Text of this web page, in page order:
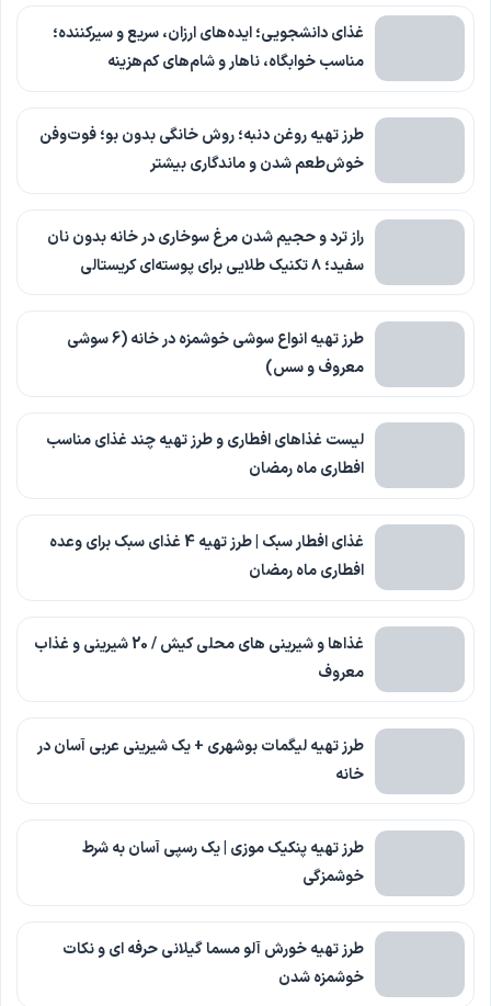
غذای دانشجویی؛ ایده‌های ارزان، سریع و سیرکننده؛
مناسب خوابگاه، ناهار و شام‌های کم‌هزینه
طرز تهیه روغن دنبه؛ روش خانگی بدون بو؛ فوت‌وفن
خوش‌طعم شدن و ماندگاری بیشتر
راز ترد و حجیم شدن مرغ سوخاری در خانه بدون نان
سفید؛ ۸ تکنیک طلایی برای پوسته‌ای کریستالی
طرز تهیه انواع سوشی خوشمزه در خانه (6 سوشی
معروف و سس)
لیست غذاهای افطاری و طرز تهیه چند غذای مناسب
افطاری ماه رمضان
غذای افطار سبک | طرز تهیه 4 غذای سبک برای وعده
افطاری ماه رمضان
غذاها و شیرینی های محلی کیش / 20 شیرینی و غذاب
معروف
طرز تهیه لیگمات بوشهری + یک شیرینی عربی آسان در
خانه
طرز تهیه پنکیک موزی | یک رسپی آسان به شرط
خوشمزگی
طرز تهیه خورش آلو مسما گیلانی حرفه ای و نکات
خوشمزه شدن